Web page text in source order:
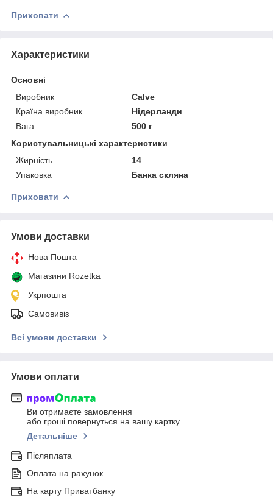
Приховати
Характеристики
Основні
Виробник
Calve
Країна виробник
Нідерланди
Вага
500 г
Користувальницькі характеристики
Жирність
14
Упаковка
Банка скляна
Приховати
Умови доставки
Нова Пошта
Магазини Rozetka
Укрпошта
Самовивіз
Всі умови доставки
Умови оплати
Ви отримаєте замовлення
або гроші повернуться на вашу картку
Детальніше
Післяплата
Оплата на рахунок
На карту Приватбанку